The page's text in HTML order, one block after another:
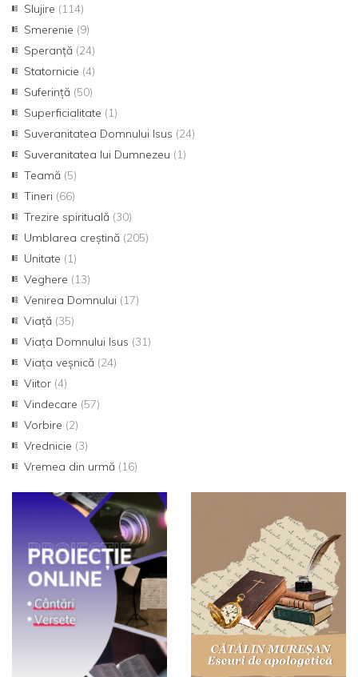
Slujire (114)
Smerenie (9)
Speranță (24)
Statornicie (4)
Suferință (50)
Superficialitate (1)
Suveranitatea Domnului Isus (24)
Suveranitatea lui Dumnezeu (1)
Teamă (5)
Tineri (66)
Trezire spirituală (30)
Umblarea creştină (205)
Unitate (1)
Veghere (13)
Venirea Domnului (17)
Viață (35)
Viața Domnului Isus (31)
Viața veșnică (24)
Viitor (4)
Vindecare (57)
Vorbire (2)
Vrednicie (3)
Vremea din urmă (16)